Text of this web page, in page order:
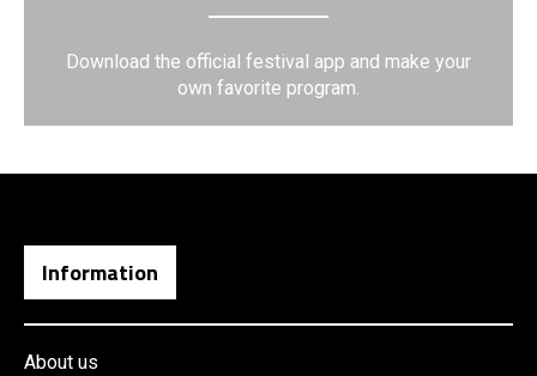
Download the official festival app and make your
own favorite program.
Information
About us